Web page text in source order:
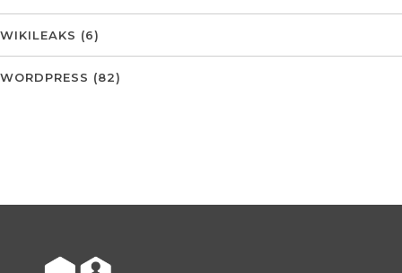
WIKILEAKS (6)
WORDPRESS (82)